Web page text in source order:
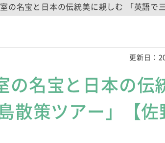
名宝と日本の伝統美に親しむ 「英語で
更新日：
名宝と日本の伝
散策ツアー」【佐